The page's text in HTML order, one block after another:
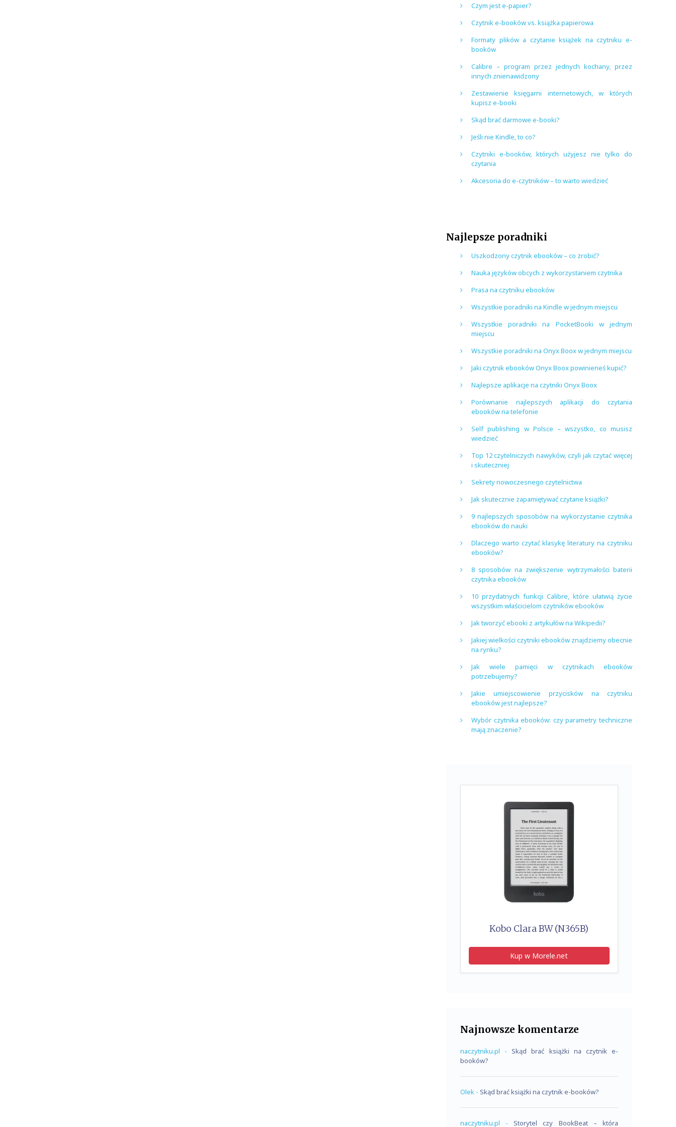
Czym jest e-papier?
Czytnik e-booków vs. książka papierowa
Formaty plików a czytanie książek na czytniku e-
booków
Calibre – program przez jednych kochany, przez
innych znienawidzony
Zestawienie księgarni internetowych, w których
kupisz e-booki
Skąd brać darmowe e-booki?
Jeśli nie Kindle, to co?
Czytniki e-booków, których użyjesz nie tylko do
czytania
Akcesoria do e-czytników – to warto wiedzieć
Najlepsze poradniki
Uszkodzony czytnik ebooków – co zrobić?
Nauka języków obcych z wykorzystaniem czytnika
Prasa na czytniku ebooków
Wszystkie poradniki na Kindle w jednym miejscu
Wszystkie poradniki na PocketBooki w jednym
miejscu
Wszystkie poradniki na Onyx Boox w jednym miejscu
Jaki czytnik ebooków Onyx Boox powinieneś kupić?
Najlepsze aplikacje na czytniki Onyx Boox
Porównanie najlepszych aplikacji do czytania
ebooków na telefonie
Self publishing w Polsce – wszystko, co musisz
wiedzieć
Top 12 czytelniczych nawyków, czyli jak czytać więcej
i skuteczniej
Sekrety nowoczesnego czytelnictwa
Jak skutecznie zapamiętywać czytane książki?
9 najlepszych sposobów na wykorzystanie czytnika
ebooków do nauki
Dlaczego warto czytać klasykę literatury na czytniku
ebooków?
8 sposobów na zwiększenie wytrzymałości baterii
czytnika ebooków
10 przydatnych funkcji Calibre, które ułatwią życie
wszystkim właścicielom czytników ebooków
Jak tworzyć ebooki z artykułów na Wikipedii?
Jakiej wielkości czytniki ebooków znajdziemy obecnie
na rynku?
Jak wiele pamięci w czytnikach ebooków
potrzebujemy?
Jakie umiejscowienie przycisków na czytniku
ebooków jest najlepsze?
Wybór czytnika ebooków: czy parametry techniczne
mają znaczenie?
Kobo Clara BW (N365B)
Kup w Morele.net
Najnowsze komentarze
naczytniku.pl - Skąd brać książki na czytnik e-
booków?
Olek - Skąd brać książki na czytnik e-booków?
naczytniku.pl - Storytel czy BookBeat – która